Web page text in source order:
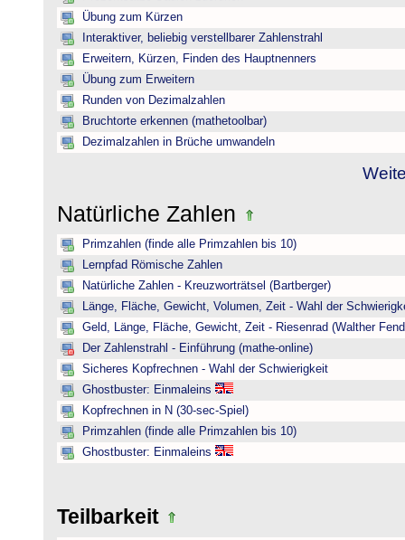
Übung zum Kürzen
Interaktiver, beliebig verstellbarer Zahlenstrahl
Erweitern, Kürzen, Finden des Hauptnenners
Übung zum Erweitern
Runden von Dezimalzahlen
Bruchtorte erkennen (mathetoolbar)
Dezimalzahlen in Brüche umwandeln
Natürliche Zahlen
Primzahlen (finde alle Primzahlen bis 10)
Lernpfad Römische Zahlen
Natürliche Zahlen - Kreuzworträtsel (Bartberger)
Länge, Fläche, Gewicht, Volumen, Zeit - Wahl der
Geld, Länge, Fläche, Gewicht, Zeit - Riesenrad (Walther
Der Zahlenstrahl - Einführung (mathe-online)
Sicheres Kopfrechnen - Wahl der Schwierigkeit
Ghostbuster: Einmaleins
Kopfrechnen in N (30-sec-Spiel)
Primzahlen (finde alle Primzahlen bis 10)
Ghostbuster: Einmaleins
Teilbarkeit